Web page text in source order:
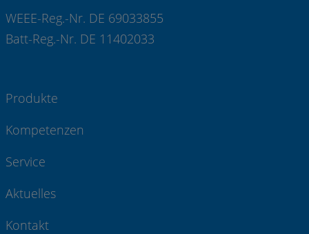
WEEE-Reg.-Nr. DE 69033855
Batt-Reg.-Nr. DE 11402033
Produkte
Kompetenzen
Service
Aktuelles
Kontakt